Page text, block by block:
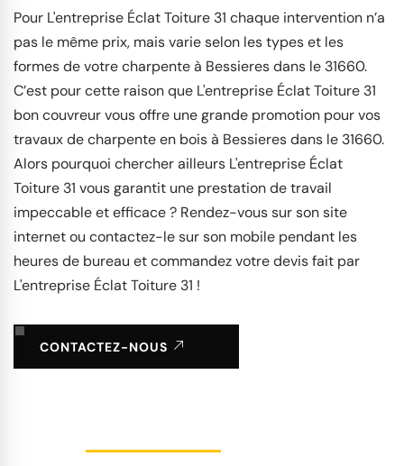
Pour L'entreprise Éclat Toiture 31 chaque intervention n’a
pas le même prix, mais varie selon les types et les
formes de votre charpente à Bessieres dans le 31660.
C’est pour cette raison que L'entreprise Éclat Toiture 31
bon couvreur vous offre une grande promotion pour vos
travaux de charpente en bois à Bessieres dans le 31660.
Alors pourquoi chercher ailleurs L'entreprise Éclat
Toiture 31 vous garantit une prestation de travail
impeccable et efficace ? Rendez-vous sur son site
internet ou contactez-le sur son mobile pendant les
heures de bureau et commandez votre devis fait par
L'entreprise Éclat Toiture 31 !
CONTACTEZ-NOUS